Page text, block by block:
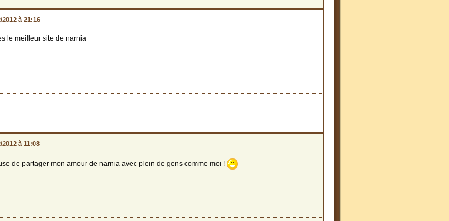
2012 à 21:16
le meilleur site de narnia
2012 à 11:08
de partager mon amour de narnia avec plein de gens comme moi !